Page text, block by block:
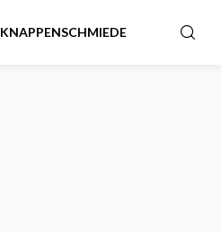
KNAPPENSCHMIEDE